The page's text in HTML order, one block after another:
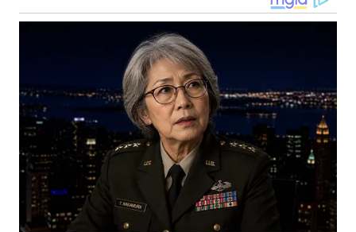
WN
TANJUNG
LESUNG
WN
KARO